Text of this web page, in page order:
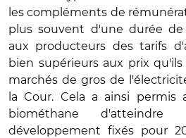
les compléments de
plus souvent d'une durée de
aux producteurs des tarifs
bien supérieurs aux prix
marchés de gros de
la Cour. Cela a ainsi permis
biométhane
développement fixés pour